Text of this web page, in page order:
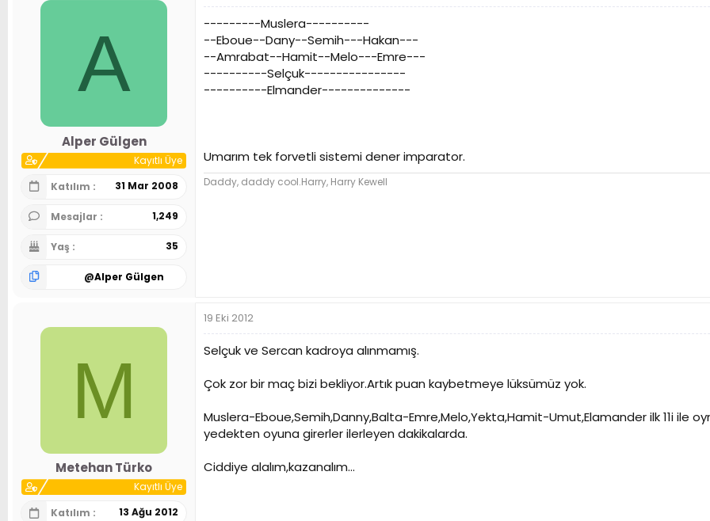
A
Alper Gülgen
Kayıtlı Üye
Katılım
31 Mar 2008
Mesajlar 1,249
Yaş 35
@Alper Gülgen
---------Muslera----------
--Eboue--Dany--Semih---Hakan---
--Amrabat--Hamit--Melo---Emre---
----------Selçuk----------------
----------Elmander--------------
Umarım tek forvetli sistemi dener imparator.
Daddy, daddy cool.Harry, Harry Kewell
M
Metehan Türko
Kayıtlı Üye
Katılım
13 Ağu 2012
19 Eki 2012
Selçuk ve Sercan kadroya alınmamış.
Çok zor bir maç bizi bekliyor.Artık puan kaybetmeye lüksümüz yok.
Muslera-Eboue,Semih,Danny,Balta-Emre,Melo,Yekta,Hamit-Umut,Elamander ilk 11i ile
yedekten oyuna girerler ilerleyen dakikalarda.
Ciddiye alalım,kazanalım...